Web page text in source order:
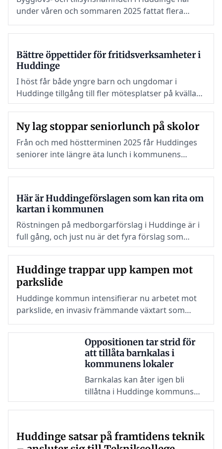
under våren och sommaren 2025 fattat flera
beslut som rör skolmiljön i kommunens
grundskolor. Tillsynsbesök har visat på
Bättre öppettider för fritidsverksamheter i
Huddinge
I höst får både yngre barn och ungdomar i
Huddinge tillgång till fler mötesplatser på kvällar
och helger. Kommunen utökar öppettiderna för
fritidsgårdar.
Ny lag stoppar seniorlunch på skolor
Från och med höstterminen 2025 får Huddinges
seniorer inte längre äta lunch i kommunens
skolrestauranger.
Här är Huddingeförslagen som kan rita om
kartan i kommunen
Röstningen på medborgarförslag i Huddinge är i
full gång, och just nu är det fyra förslag som
lockar flest röster. Om de får tillräckligt stöd kan
Huddinge trappar upp kampen mot
parkslide
Huddinge kommun intensifierar nu arbetet mot
parkslide, en invasiv främmande växtart som
sprider sig snabbt och hotar den biologiska
mångfalden.
Oppositionen tar strid för
att tillåta barnkalas i
kommunens lokaler
Barnkalas kan åter igen bli
tillåtna i Huddinge kommuns
lokaler, detta efter att
lokaluthyrning till
Huddinge satsar på framtidens teknik